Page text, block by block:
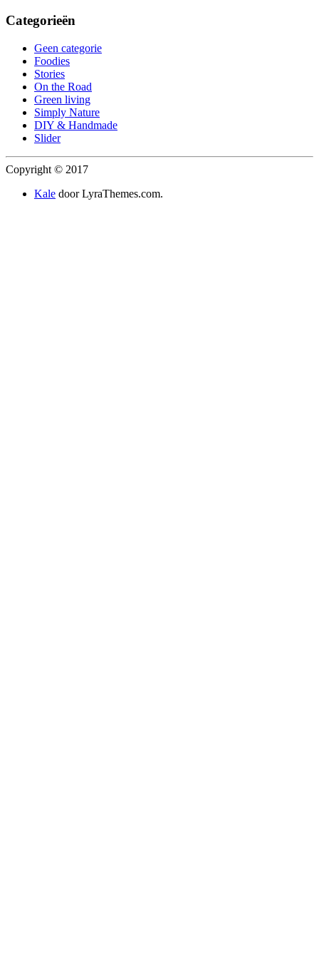
Categorieën
Geen categorie
Foodies
Stories
On the Road
Green living
Simply Nature
DIY & Handmade
Slider
Copyright © 2017
Kale door LyraThemes.com.